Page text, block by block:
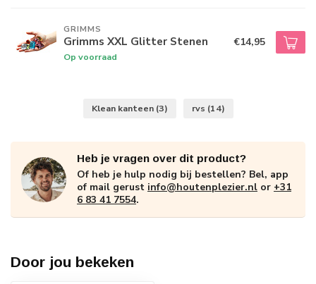
GRIMMS
Grimms XXL Glitter Stenen
Op voorraad
€14,95
Klean kanteen (3) rvs (14)
Heb je vragen over dit product?
Of heb je hulp nodig bij bestellen? Bel, app
of mail gerust info@houtenplezier.nl or +31
6 83 41 7554.
Door jou bekeken